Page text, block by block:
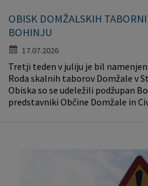
OBISK DOMŽALSKIH
BOHINJU
17.07.2026
Tretji teden v juliju je bil
Roda skalnih taborov Domžale v
Obiska so se udeležili podžupan
predstavniki Občine Domžale in